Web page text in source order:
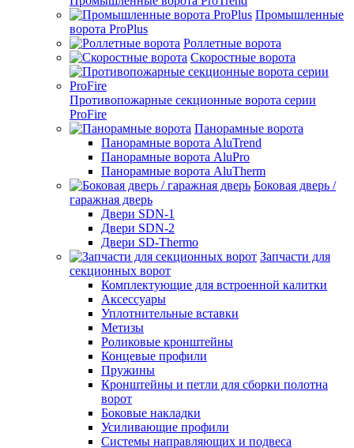
Промышленные
ворота ProPlus
Роллетные ворота
Скоростные ворота
Противопожарные секционные ворота серии
ProFire
Панорамные ворота
Панорамные ворота AluTrend
Панорамные ворота AluPro
Панорамные ворота AluTherm
Боковая дверь /
гаражная дверь
Двери SDN-1
Двери SDN-2
Двери SD-Thermo
Запчасти для
секционных ворот
Комплектующие для встроенной калитки
Аксессуары
Уплотнительные вставки
Метизы
Роликовые кронштейны
Концевые профили
Пружины
Кронштейны и петли для сборки полотна
ворот
Боковые накладки
Усиливающие профили
Системы направляющих и подвеса